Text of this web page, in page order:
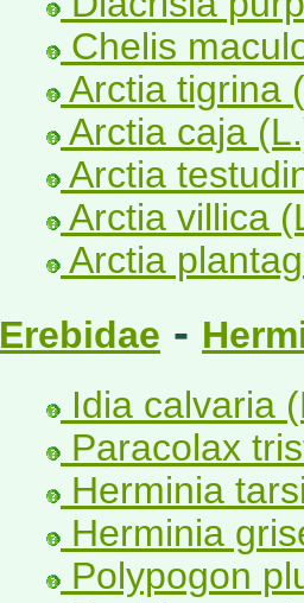
Chelis
Arctia tigrina
Arctia caja
Arctia
Arctia villica
Arctia
Erebidae -
Idia calvaria
Paracolax
Herminia
Herminia
Polypogon